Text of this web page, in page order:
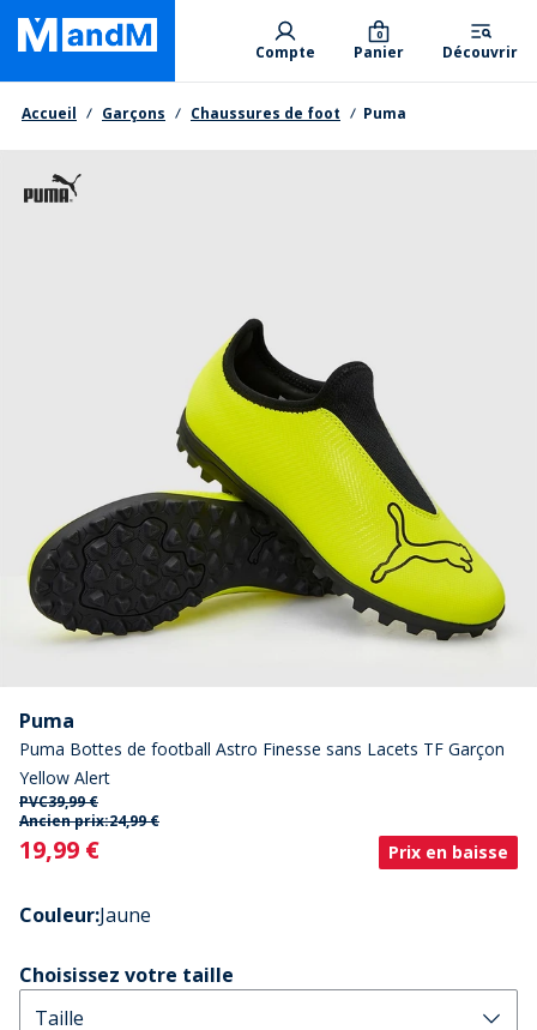
Skip
main
content
Primary departments
Compte Panier
0
Découvrir
Fil d'Ariane
Accueil Garçons Chaussures de foot Puma
Puma
Puma Bottes de football Astro Finesse sans Lacets TF Garçon
Yellow Alert
PVC39,99 €
Ancien prix:24,99 €
Current
19,99 € Prix en baisse
Couleur:Jaune
Choisissez votre taille